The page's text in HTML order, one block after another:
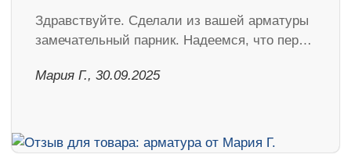
Здравствуйте. Сделали из вашей арматуры
замечательный парник. Надеемся, что пер…
Мария Г., 30.09.2025